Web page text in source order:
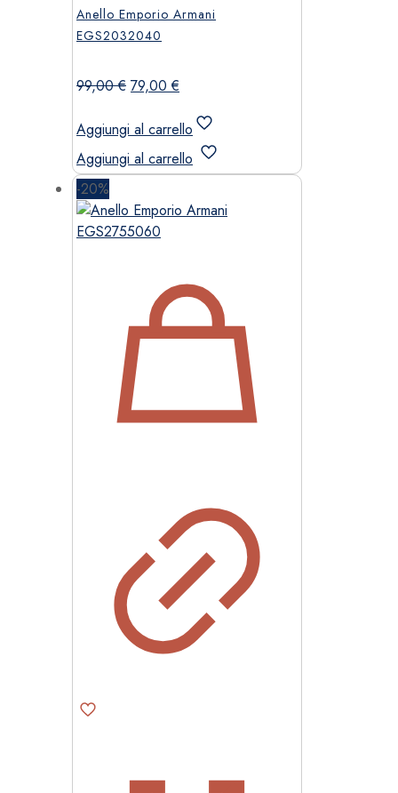
Anello Emporio Armani
EGS2032040
99,00€ Il
originale
era:
99,00 €.
79,00€
attuale
è:
79,00 €.
Aggiungi al carrello
Aggiungi al carrello
-20%